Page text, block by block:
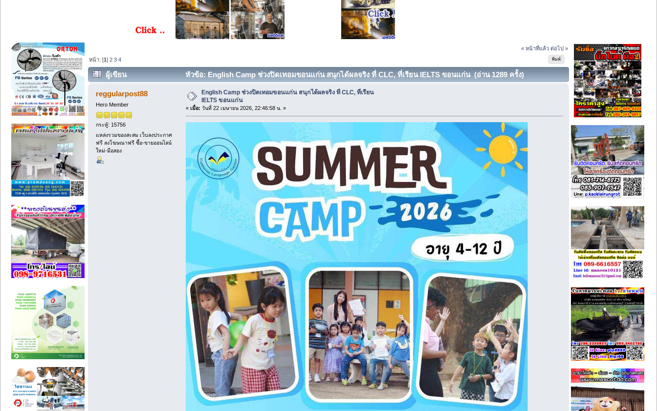
« หน้าที่แล้ว ต่อไป »
พิมพ์
หน้า: [1]2 3 4
ผู้เขียน หัวข้อ: English Camp ช่วงปิดเทอมขอนแก่น สนุกได้ผลจริง ที่ CLC, ที่เรียน IELTS ขอนแก่น (อ่าน 1289 ครั้ง)
reggularpost88
Hero Member
กระทู้: 15756
แหล่งรวมของสะสม เว็บลงประกาศ
ฟรี ลงโฆษณาฟรี ซื้อ-ขายออนไลน์
ใหม่-มือสอง
English Camp ช่วงปิดเทอมขอนแก่น สนุกได้ผลจริง ที่ CLC, ที่เรียน
IELTS ขอนแก่น
« เมื่อ: วันที่ 22 เมษายน 2026, 22:46:58 น. »